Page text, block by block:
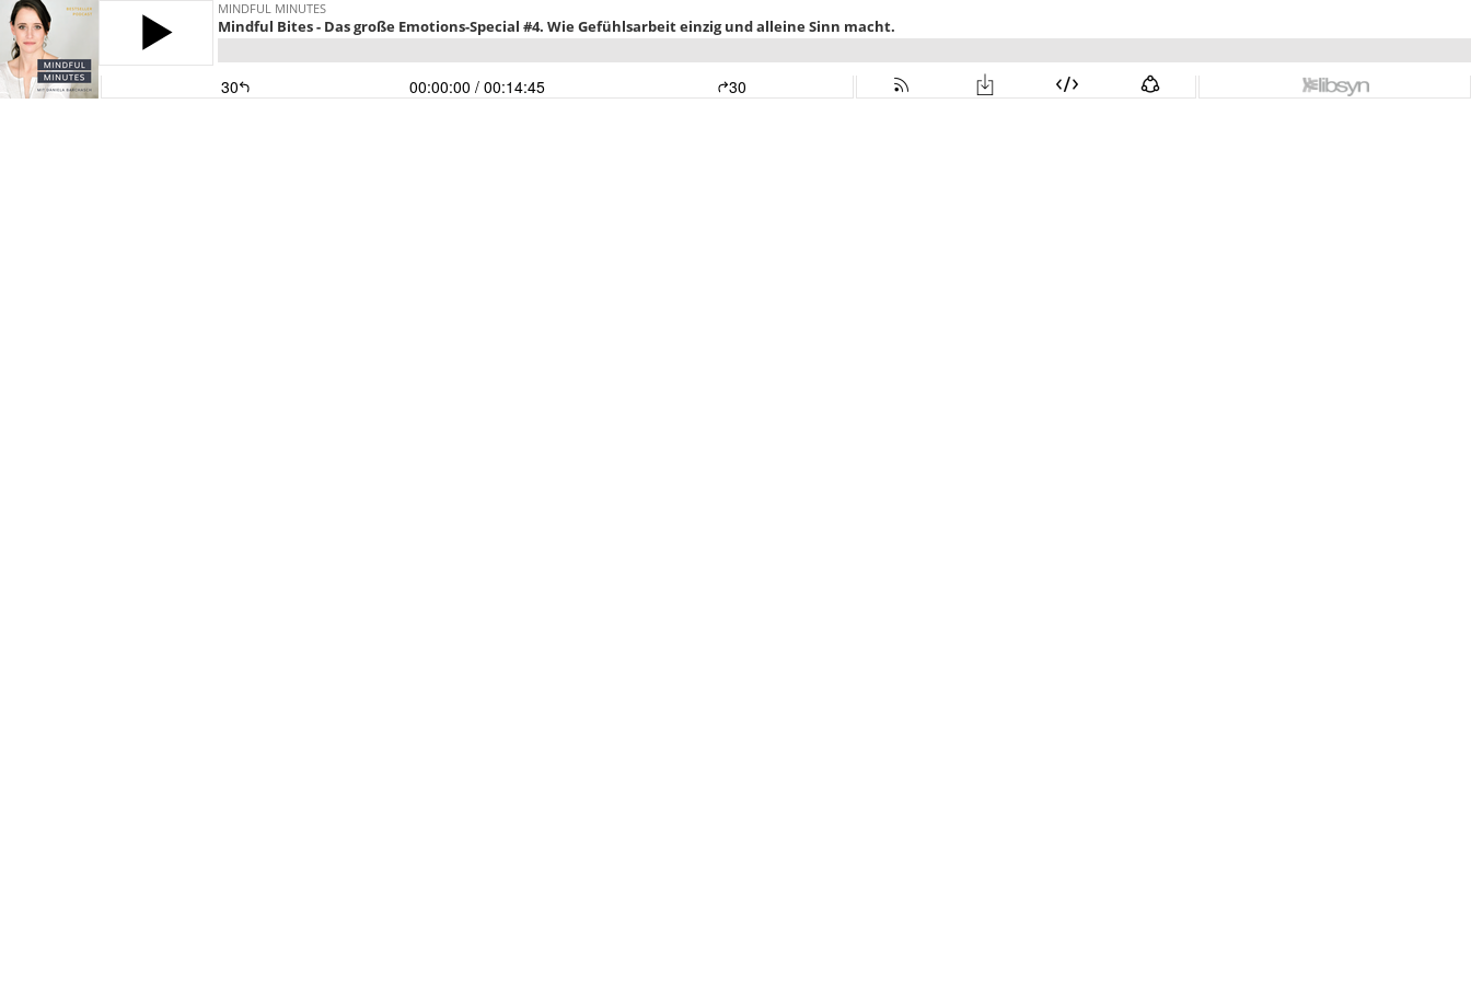
MINDFUL MINUTES
Mindful Bites - Das große Emotions-Special #4. Wie Gefühlsarbeit einzig und alleine Sinn macht.
30 00:00:00 / 00:14:45 30